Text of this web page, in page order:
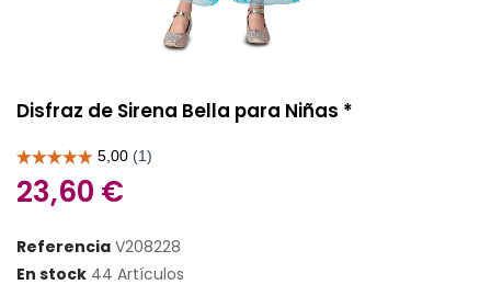
Disfraz de Sirena Bella para Niñas *
23,60 €
Referencia V208228
En stock 44 Artículos